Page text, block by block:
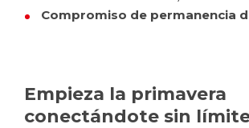
Compromiso de permanencia
Empieza la primavera
conectándote sin